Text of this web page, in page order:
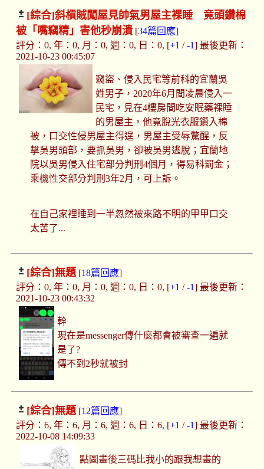
[綜合]斜槓賊闖屋見帥氣男屋主裸睡 竟頭鑽棉
被「嘴竊精」害他秒崩潰[34篇回應]
評分：0, 年：0, 月：0, 週：0, 日：0, [+1 /-1] 最後更新：
2021-10-23 00:45:07
竊盜、侵入民宅等前科的宜蘭吳
姓男子，2020年6月間凌晨侵入一
民宅，見在4樓房間吃安眠藥裸睡
的男屋主，他竟脫光衣服鑽入棉
被，口交性侵男屋主得逞，男屋主受辱驚醒，反
擊吳男頭部，要抓吳男，卻被吳男逃脫；宜蘭地
院以吳男侵入住宅部分判刑4個月，得易科罰金；
乘機性交部分判刑3年2月，可上訴。
在自己家裡睡到一半忽然被來路不明的甲甲口交
太苦了...
[綜合]無題[18篇回應]
評分：0, 年：0, 月：0, 週：0, 日：0, [+1 /-1] 最後更新：
2021-10-23 00:43:32
幹
現在是messenger傳什麼都會被審查一遍就
是了?
傳不到2秒就被封
[綜合]無題[12篇回應]
評分：6, 年：6, 月：6, 週：6, 日：6, [+1 /-1] 最後更新：
2022-10-08 14:09:33
點圖畫後三碼比我小的跟我想畫的